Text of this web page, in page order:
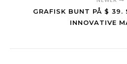
GRAFISK BUNT PÅ $ 39.
INNOVATIVE